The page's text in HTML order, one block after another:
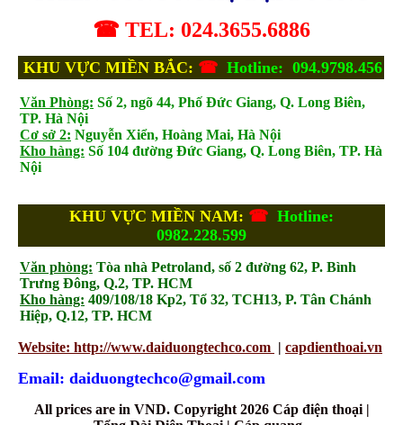
☎ TEL: 024.3655.6886
KHU VỰC MIỀN BẮC: ☎ Hotline: 094.9798.456
Văn Phòng: Số 2, ngõ 44, Phố Đức Giang, Q. Long Biên,
TP. Hà Nội
Cơ sở 2: Nguyễn Xiển, Hoàng Mai, Hà Nội
Kho hàng: Số 104 đường Đức Giang, Q. Long Biên, TP. Hà
Nội
KHU VỰC MIỀN NAM: ☎ Hotline:
0982.228.599
Văn phòng: Tòa nhà Petroland, số 2 đường 62, P. Bình
Trưng Đông, Q.2, TP. HCM
Kho hàng: 409/108/18 Kp2, Tổ 32, TCH13, P. Tân Chánh
Hiệp, Q.12, TP. HCM
Website: http://www.daiduongtechco.com | capdienthoai.vn
Email: daiduongtechco@gmail.com
All prices are in VND. Copyright 2026 Cáp điện thoại |